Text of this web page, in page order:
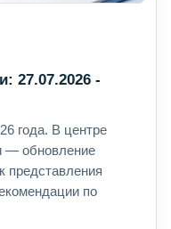
27.07.2026 -
года. В центре
— обновление
представления
по